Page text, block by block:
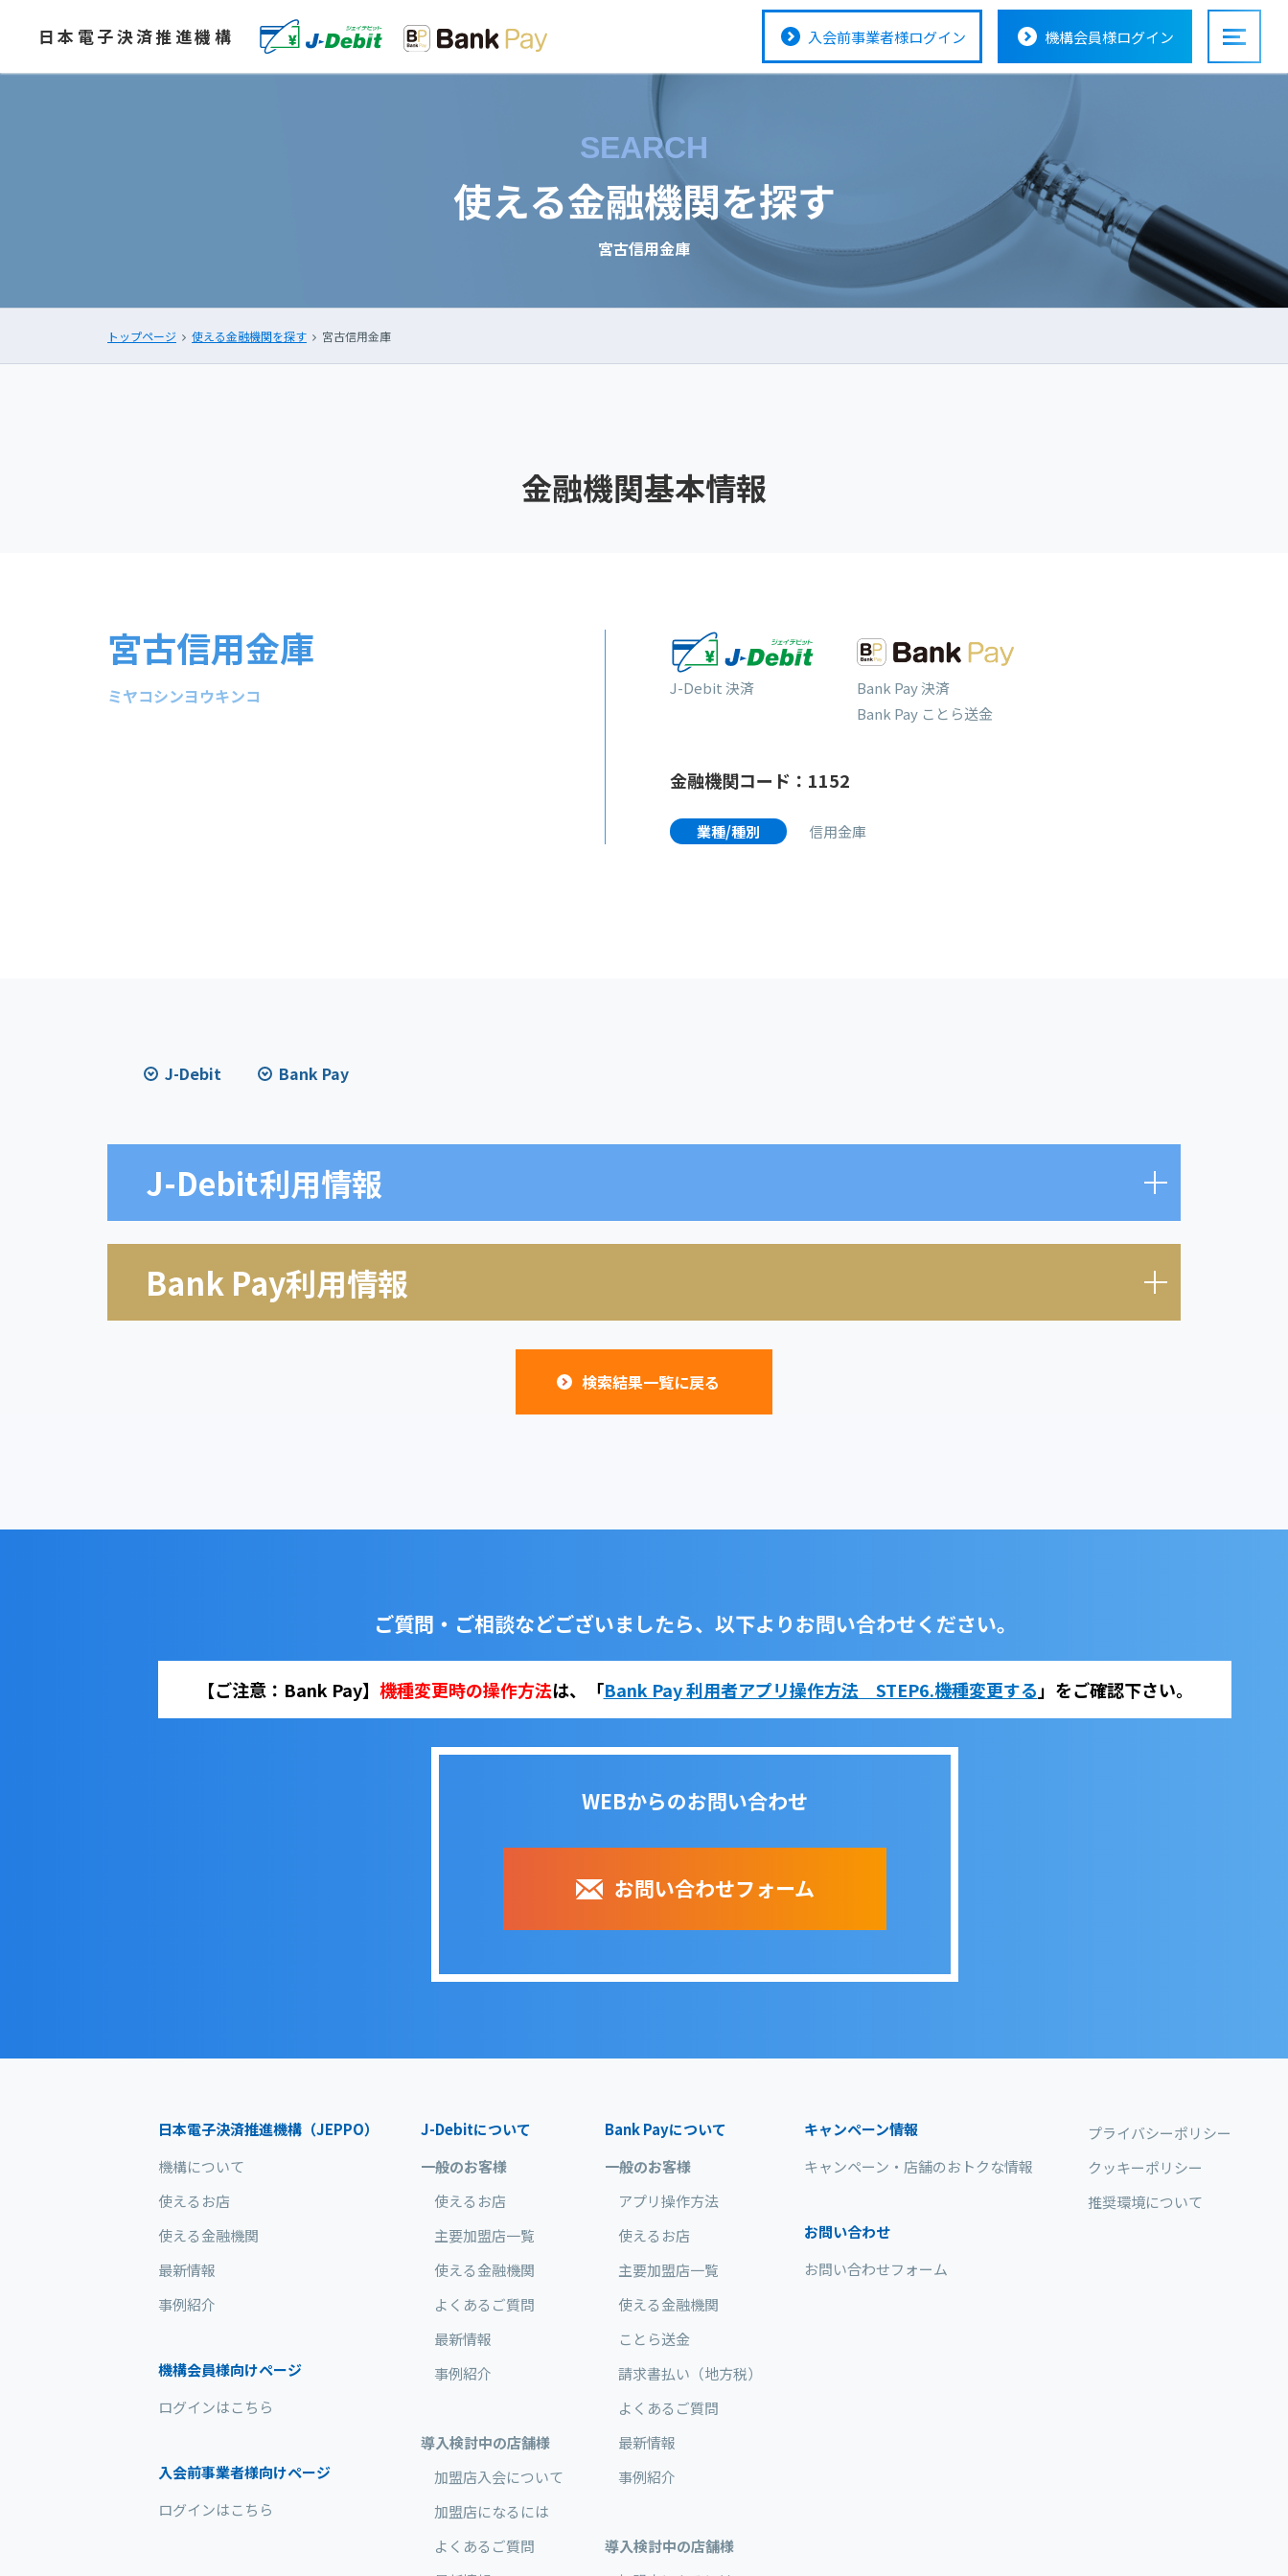
日本電子決済推進機構 入会前事業者様ログイン 機構会員様ログイン
SEARCH
使える金融機関を探す
宮古信用金庫
トップページ 使える金融機関を探す 宮古信用金庫
金融機関基本情報
宮古信用金庫
ミヤコシンヨウキンコ J-Debit 決済
Bank Pay 決済
Bank Pay ことら送金
金融機関コード：1152
業種/種別 信用金庫
J-Debit Bank Pay
J-Debit利用情報
Bank Pay利用情報
検索結果一覧に戻る
ご質問・ご相談などございましたら、 以下よりお問い合わせください。
【ご注意：Bank Pay】 機種変更時の操作方法は、 「Bank Pay 利用者アプリ操作方法 STEP6.機種変更する 」をご確認下さい。
WEBからのお問い合わせ
お問い合わせフォーム
日本電子決済推進機構（JEPPO）
機構について
使えるお店
使える金融機関
最新情報
事例紹介
機構会員様向けページ
ログインはこちら
入会前事業者様向けページ
ログインはこちら
J-Debitについて
一般のお客様
使えるお店
主要加盟店一覧
使える金融機関
よくあるご質問
最新情報
事例紹介
導入検討中の店舗様
加盟店入会について
加盟店になるには
よくあるご質問
Bank Payについて
一般のお客様
アプリ操作方法
使えるお店
主要加盟店一覧
使える金融機関
ことら送金
請求書払い（地方税）
よくあるご質問
最新情報
事例紹介
導入検討中の店舗様
キャンペーン情報
キャンペーン・店舗のおトクな情報
お問い合わせ
お問い合わせフォーム
プライバシーポリシー
クッキーポリシー
推奨環境について